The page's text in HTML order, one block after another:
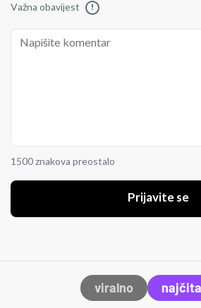
Važna obavijest !
1500 znakova preostalo
Prijavite se
viralno